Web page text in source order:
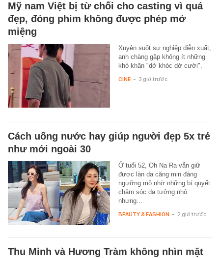
Mỹ nam Việt bị từ chối cho casting vì quá
đẹp, đóng phim không được phép mở
miệng
Xuyên suốt sự nghiệp diễn xuất,
anh chàng gặp không ít những
khó khăn "dở khóc dở cười".
CINE - 3 giờ trước
Cách uống nước hay giúp người đẹp 5x trẻ
như mới ngoài 30
Ở tuổi 52, Oh Na Ra vẫn giữ
được làn da căng mịn đáng
ngưỡng mộ nhờ những bí quyết
chăm sóc da tưởng nhỏ
nhưng…
BEAUTY & FASHION - 2 giờ trước
Thu Minh và Hương Tràm không nhìn mặt